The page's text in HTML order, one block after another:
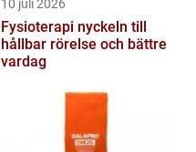
10 juli 2026
Fysioterapi nyckeln till
hållbar rörelse och bättre
vardag